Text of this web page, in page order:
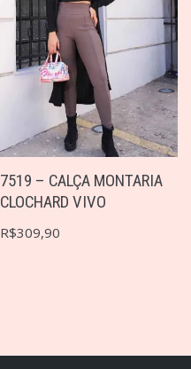
7519 – CALÇA MONTARIA
CLOCHARD VIVO
R$309,90